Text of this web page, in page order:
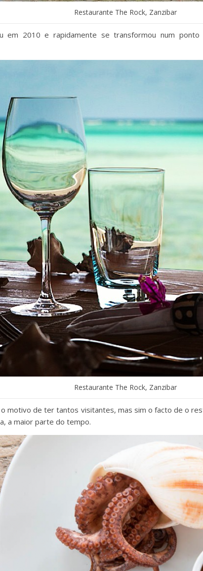
Restaurante The Rock, Zanzibar
em 2010 e rapidamente se transformou num
Restaurante The Rock, Zanzibar
o motivo de ter tantos visitantes, mas sim o facto de o
a maior parte do tempo.